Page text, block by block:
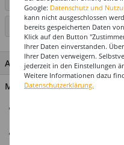
ARTIKEL MERKMALE &
Material: 97% Polychlorid,
Google: Datenschutz und
kann nicht ausgeschlossen
bereits gespeicherten Daten
Klick auf den Button
Ihrer Daten einverstanden.
Ihrer Daten verweigern.
jederzeit in den Einstellungen
Weitere Informationen dazu
Datenschutzerklärung.